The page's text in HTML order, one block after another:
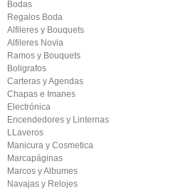
Bodas
Regalos Boda
Alfileres y Bouquets
Alfileres Novia
Ramos y Bouquets
Boligrafos
Carteras y Agendas
Chapas e Imanes
Electrónica
Encendedores y Linternas
LLaveros
Manicura y Cosmetica
Marcapáginas
Marcos y Albumes
Navajas y Relojes